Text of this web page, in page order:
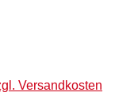
Versandkosten